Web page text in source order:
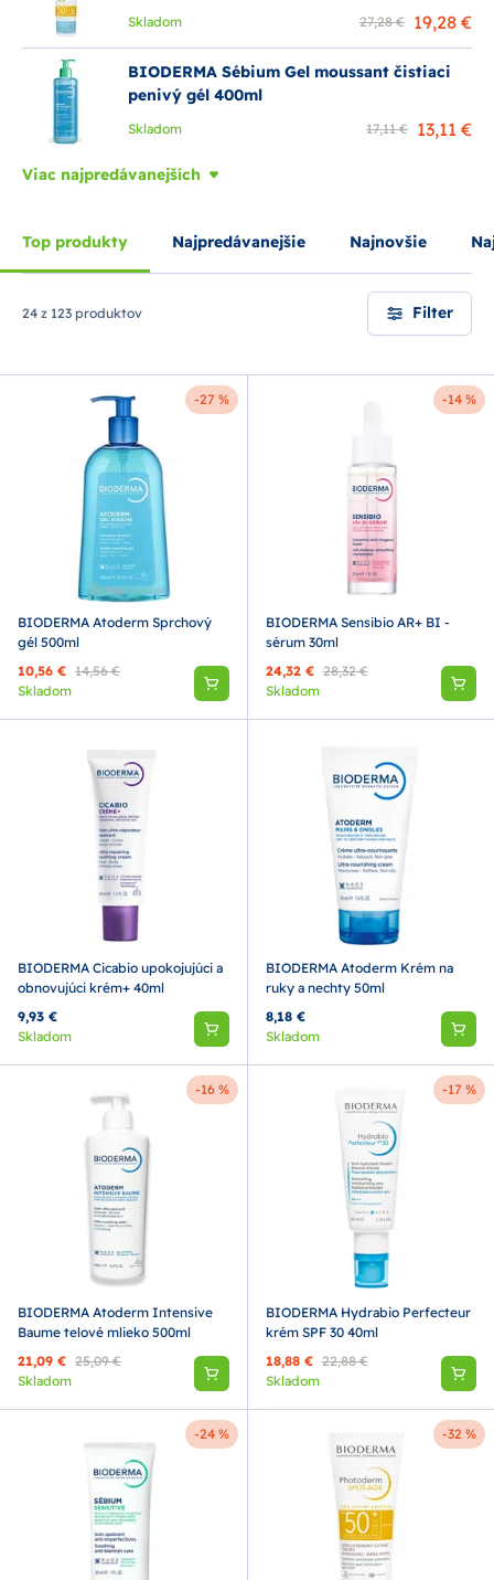
Skladom 27,28 € 19,28 €
BIODERMA Sébium Gel moussant čistiaci
penivý gél 400ml
Skladom 17,11 € 13,11 €
Viac najpredávanejších
Top produkty Najpredávanejšie Najnovšie
24 z 123 produktov Filter
-27 %
BIODERMA Atoderm Sprchový
gél 500ml
10,56 € 14,56 €
Skladom
-14 %
BIODERMA Sensibio AR+ BI -
sérum 30ml
24,32 € 28,32 €
Skladom
BIODERMA Cicabio upokojujúci a
obnovujúci krém+ 40ml
9,93 €
Skladom
BIODERMA Atoderm Krém na
ruky a nechty 50ml
8,18 €
Skladom
-16 %
BIODERMA Atoderm Intensive
Baume telové mlieko 500ml
21,09 € 25,09 €
Skladom
-17 %
BIODERMA Hydrabio Perfecteur
krém SPF 30 40ml
18,88 € 22,88 €
Skladom
-24 % -32 %